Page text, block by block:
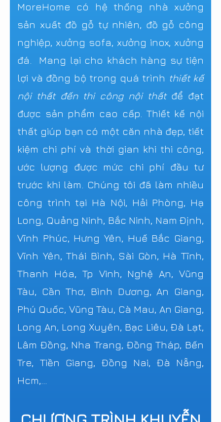
MoreHome có hệ thống nhà xưởng
sản xuất đồ gỗ tự nhiên, đồ gỗ công
nghiệp, xưởng sofa, xưởng inox, xưởng
đá. Mang lại cho khách hàng sự tiện
lợi và đồng bộ trong quá trình thiết kế
nội thất đến thi công nội thấtđể đạt
được sản phẩm cao cấp. Thiết kế nội
thất giúp bạn có một căn nhà đẹp, tiết
kiệm chi phí và thời gian khi thi công,
ước lượng được mức chi phí đầu tư
trước khi làm. Chúng tôi đã làm nhiều
công trình tại Hà Nội, Hải Phòng, Hạ
Long, Quảng Ninh, Bắc Ninh, Nam Định,
Vĩnh Phúc, Hưng Yên, Huế Bắc Giang,
Vĩnh Yên, Thái Bình, Sài Gòn, Hà Tĩnh,
Thanh Hóa, Tp Vinh, Nghệ An, Vũng
Tàu, Cần Thơ, Bình Dương, An Giang,
Phú Quốc, Vũng Tàu, Cà Mau, An Giang,
Long An, Long Xuyên, Bạc Liêu, Đà Lạt,
Lâm Đồng, Nha Trang, Đồng Tháp, Bến
Tre, Tiền Giang, Đồng Nai, Đà Nẵng,
Hcm,...